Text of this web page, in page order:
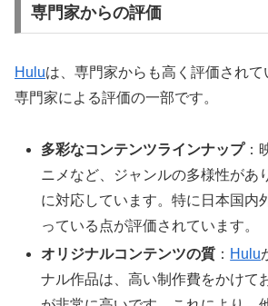
専門家からの評価
Huluは、専門家からも高く評価されて
専門家による評価の一部です。
多彩なコンテンツラインナップ：
ニメなど、ジャンルの多様性があ
に対応しています。特に日本国内
っている点が評価されています。
オリジナルコンテンツの質 ： Hulu
ナル作品は、高い制作費をかけて